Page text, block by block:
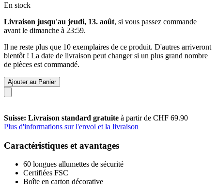
En stock
Livraison jusqu'au jeudi, 13. août, si vous passez commande
avant le dimanche à 23:59.
Il ne reste plus que 10 exemplaires de ce produit. D'autres arriveront
bientôt ! La date de livraison peut changer si un plus grand nombre
de pièces est commandé.
Ajouter au Panier
Suisse: Livraison standard gratuite à partir de CHF 69.90
Plus d'informations sur l'envoi et la livraison
Caractéristiques et avantages
60 longues allumettes de sécurité
Certifiées FSC
Boîte en carton décorative